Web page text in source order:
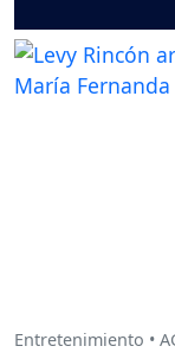
Entretenimiento •